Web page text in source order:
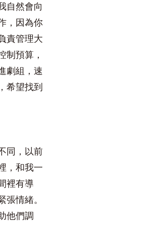
自然會向
，因為你
責管理大
制預算，
劇組，速
希望找到
同，以前
，和我一
裡有導
情緒。
他們調